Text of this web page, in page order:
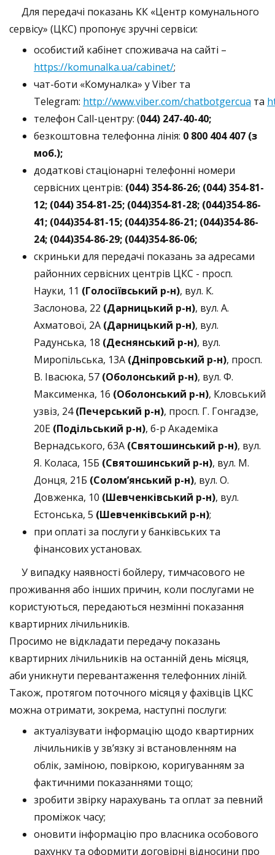
Для передачі показань КК «Центр комунального
сервісу» (ЦКС) пропонує зручні сервіси:
особистий кабінет споживача на сайті –
https://komunalka.ua/cabinet/;
чат-боти «Комуналка» у Viber та
Telegram: http://www.viber.com/chatbotgercua та
телефон Call-центру: (044) 247-40-40;
безкоштовна телефонна лінія: 0 800 404 407 (з
моб.);
додаткові стаціонарні телефонні номери
сервісних центрів: (044) 354-86-26; (044) 354-81-
12; (044) 354-81-25; (044)354-81-28; (044)354-86-
41; (044)354-81-15; (044)354-86-21; (044)354-86-
24; (044)354-86-29; (044)354-86-06;
скриньки для передачі показань за адресами
районних сервісних центрів ЦКС - просп.
Науки, 11 (Голосіївський р-н), вул. К.
Заслонова, 22 (Дарницький р-н), вул. А.
Ахматової, 2А (Дарницький р-н), вул.
Радунська, 18 (Деснянський р-н), вул.
Миропільська, 13А (Дніпровський р-н), просп.
В. Івасюка, 57 (Оболонський р-н), вул. Ф.
Максименка, 16 (Оболонський р-н), Кловський
узвіз, 24(Печерський р-н), просп. Г. Гонгадзе,
20Е (Подільський р-н), б-р Академіка
Вернадського, 63А (Святошинський р-н), вул.
Я. Коласа, 15Б (Святошинський р-н), вул. М.
Донця, 21Б (Солом’янський р-н), вул. О.
Довженка, 10 (Шевченківський р-н), вул.
Естонська, 5 (Шевченківський р-н);
при оплаті за послуги у банківських та
фінансових установах.
У випадку наявності бойлеру, тимчасового не
проживання або інших причин, коли послугами не
користуються, передаються незмінні показання
квартирних лічильників.
Просимо не відкладати передачу показань
квартирних лічильників на останній день місяця,
аби уникнути перевантаження телефонних ліній.
Також, протягом поточного місяця у фахівців ЦКС
можна отримати, зокрема, наступні послуги:
актуалізувати інформацію щодо квартирних
лічильників у зв’язку зі встановленням на
облік, заміною, повіркою, коригуванням за
фактичними показаннями тощо;
зробити звірку нарахувань та оплат за певний
проміжок часу;
оновити інформацію про власника особового
рахунку та оформити договірні відносини про